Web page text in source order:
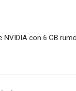
NVIDIA con 6 GB